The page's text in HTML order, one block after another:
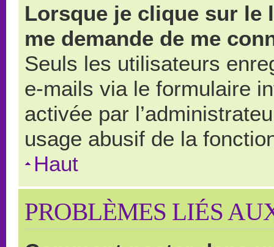
Lorsque je clique sur le
me demande de me
Seuls les utilisateurs
e-mails via le formulaire
activée par
usage abusif de la
Haut
PROBLÈMES LIÉS